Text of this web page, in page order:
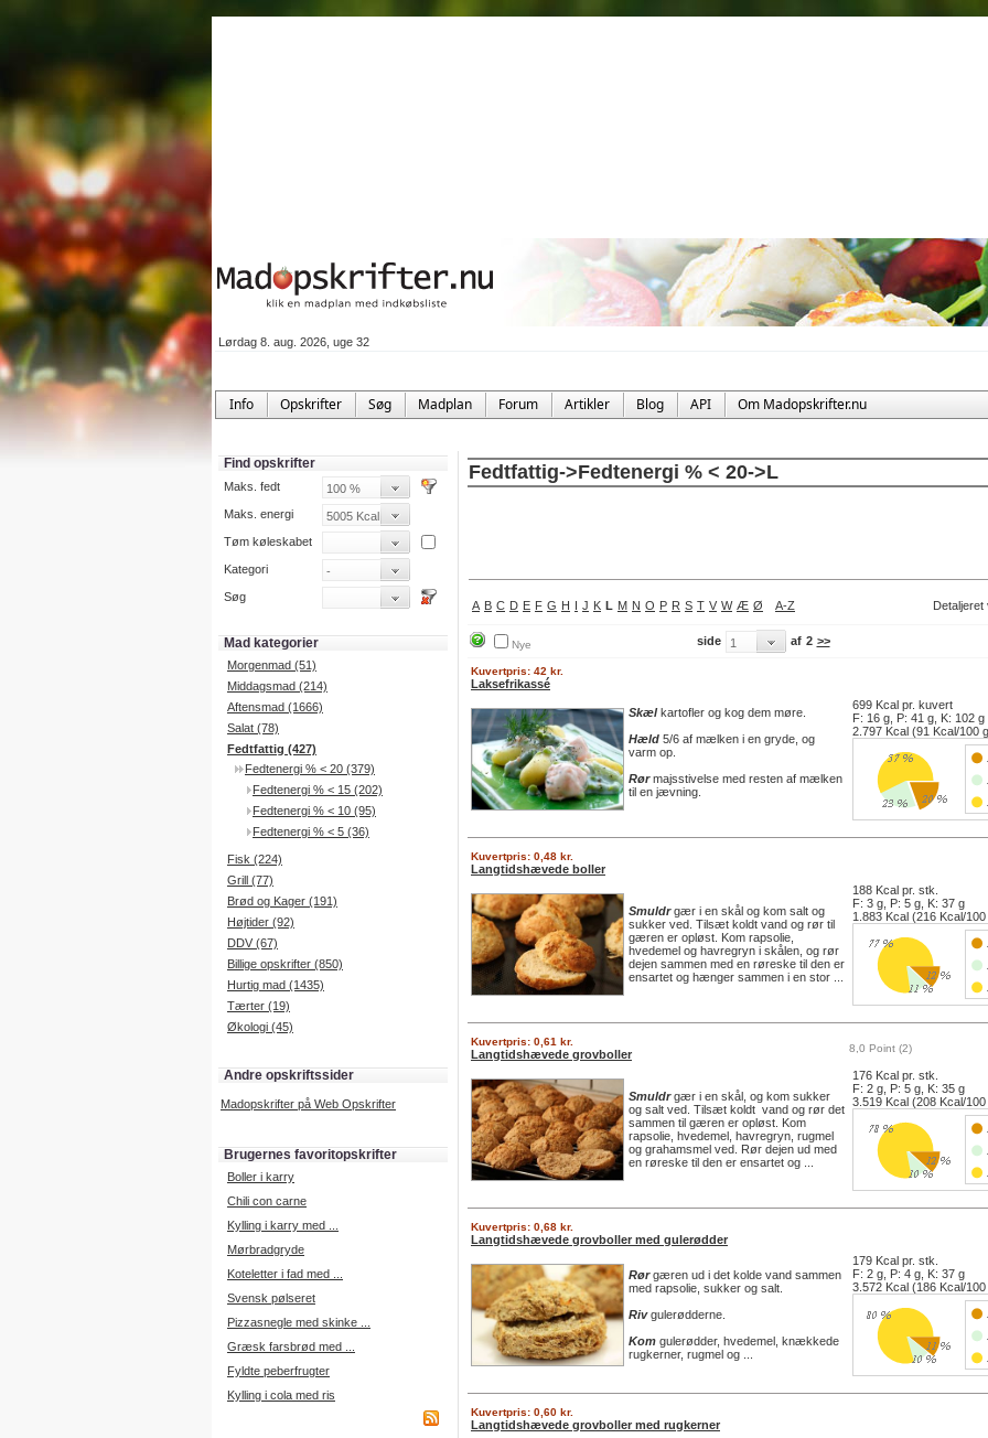
Lørdag 8. aug. 2026, uge 32
Info Opskrifter Søg Madplan Forum Artikler Blog API Om Madopskrifter.nu
Find opskrifter
Maks. fedt
Maks. energi
Tøm køleskabet
Kategori
Søg
Mad kategorier
Morgenmad (51)
Middagsmad (214)
Aftensmad (1666)
Salat (78)
Fedtfattig (427)
Fedtenergi % < 20 (379)
Fedtenergi % < 15 (202)
Fedtenergi % < 10 (95)
Fedtenergi % < 5 (36)
Fisk (224)
Grill (77)
Brød og Kager (191)
Højtider (92)
DDV (67)
Billige opskrifter (850)
Hurtig mad (1435)
Tærter (19)
Økologi (45)
Andre opskriftssider
Madopskrifter på Web Opskrifter
Brugernes favoritopskrifter
Boller i karry
Chili con carne
Kylling i karry med ...
Mørbradgryde
Koteletter i fad med ...
Svensk pølseret
Pizzasnegle med skinke ...
Græsk farsbrød med ...
Fyldte peberfrugter
Kylling i cola med ris
Fedtfattig->Fedtenergi % < 20->L
A B C D E F G H I J K L M N O P R S T V W Æ Ø A-Z Detaljeret
Nye side af 2 >>
Kuvertpris: 42 kr.
Laksefrikassé
Skælkartofler og kog dem møre.
Hæld 5/6 af mælken i en gryde, og
varm op.
Rørmajsstivelse med resten af mælken
til en jævning.
699 Kcal pr. kuvert
F: 16 g, P: 41 g, K: 102 g
2.797 Kcal (91 Kcal/100
Kuvertpris: 0,48 kr.
Langtidshævede boller
Smuldrgær i en skål og kom salt og
sukker ved. Tilsæt koldt vand og rør til
gæren er opløst. Kom rapsolie,
hvedemel og havregryn i skålen, og rør
dejen sammen med en røreske til den er
ensartet og hænger sammen i en stor ...
188 Kcal pr. stk.
F: 3 g, P: 5 g, K: 37 g
1.883 Kcal (216 Kcal/100
Kuvertpris: 0,61 kr.
Langtidshævede grovboller 8,0 Point (2)
Smuldrgær i en skål, og kom sukker
og salt ved. Tilsæt koldt vand og rør det
sammen til gæren er opløst. Kom
rapsolie, hvedemel, havregryn, rugmel
og grahamsmel ved. Rør dejen ud med
en røreske til den er ensartet og ...
176 Kcal pr. stk.
F: 2 g, P: 5 g, K: 35 g
3.519 Kcal (208 Kcal/100
Kuvertpris: 0,68 kr.
Langtidshævede grovboller med gulerødder
Rørgæren ud i det kolde vand sammen
med rapsolie, sukker og salt.
Rivgulerødderne.
Kom gulerødder, hvedemel, knækkede
rugkerner, rugmel og ...
179 Kcal pr. stk.
F: 2 g, P: 4 g, K: 37 g
3.572 Kcal (186 Kcal/100
Kuvertpris: 0,60 kr.
Langtidshævede grovboller med rugkerner